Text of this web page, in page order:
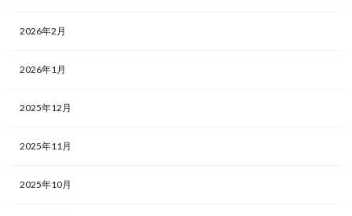
2026年2月
2026年1月
2025年12月
2025年11月
2025年10月